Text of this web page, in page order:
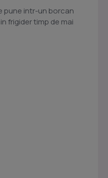
pune intr-un borcan
frigider timp de mai